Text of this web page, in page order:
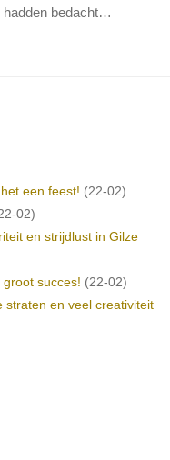
hadden bedacht…
een feest! (22-02)
02)
en strijdlust in Gilze
succes! (22-02)
straten en veel creativiteit